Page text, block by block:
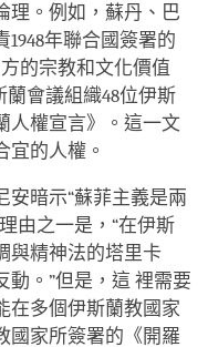
理。例如，蘇丹、巴
年聯合國簽署的
的宗教和文化價值
蘭會議組織48位伊斯
人權宣言》。這一文
宜的人權。
安暗示“蘇菲主義是兩
由之一是，“在伊斯
與精神法的塔里卡
動。”但是，這 裡需要
在多個伊斯蘭教國家
國家所簽署的《開羅